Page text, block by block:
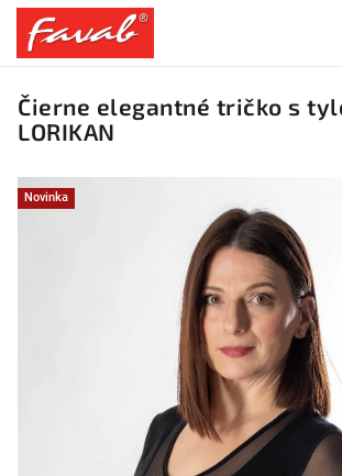
Čierne elegantné tričko s
LORIKAN
Novinka